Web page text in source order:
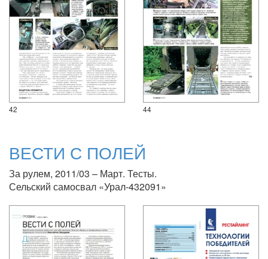
42 44
ВЕСТИ С ПОЛЕЙ
За рулем, 2011/03 – Март. Тесты.
Сельский самосвал «Урал-432091»